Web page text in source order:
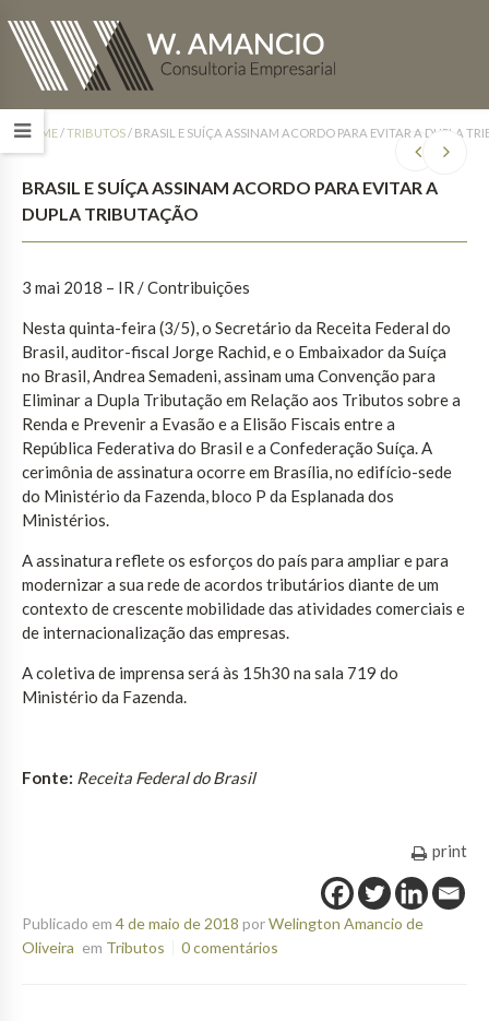
HOME/TRIBUTOS/ BRASIL E SUÍÇA ASSINAM ACORDO PARA EVITAR A DUPLA
BRASIL E SUÍÇA ASSINAM ACORDO PARA EVITAR A
DUPLA TRIBUTAÇÃO
3 mai 2018 – IR / Contribuições
Nesta quinta-feira (3/5), o Secretário da Receita Federal do
Brasil, auditor-fiscal Jorge Rachid, e o Embaixador da Suíça
no Brasil, Andrea Semadeni, assinam uma Convenção para
Eliminar a Dupla Tributação em Relação aos Tributos sobre a
Renda e Prevenir a Evasão e a Elisão Fiscais entre a
República Federativa do Brasil e a Confederação Suíça. A
cerimônia de assinatura ocorre em Brasília, no edifício-sede
do Ministério da Fazenda, bloco P da Esplanada dos
Ministérios.
A assinatura reflete os esforços do país para ampliar e para
modernizar a sua rede de acordos tributários diante de um
contexto de crescente mobilidade das atividades comerciais e
de internacionalização das empresas.
A coletiva de imprensa será às 15h30 na sala 719 do
Ministério da Fazenda.
Fonte: Receita Federal do Brasil
print
Publicado em 4 de maio de 2018 porWelington Amancio de
Oliveira em Tributos 0 comentários